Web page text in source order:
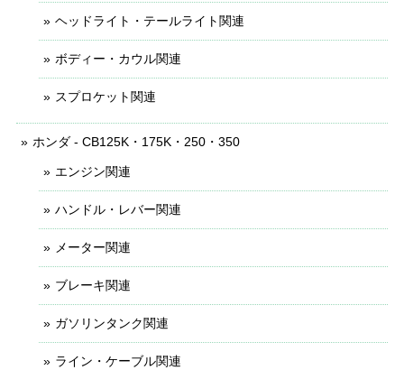
ヘッドライト・テールライト関連
ボディー・カウル関連
スプロケット関連
ホンダ - CB125K・175K・250・350
エンジン関連
ハンドル・レバー関連
メーター関連
ブレーキ関連
ガソリンタンク関連
ライン・ケーブル関連